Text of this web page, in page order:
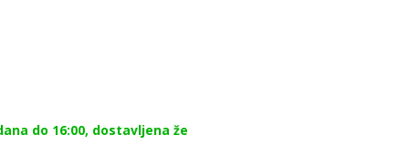
do 16:00, dostavljena že